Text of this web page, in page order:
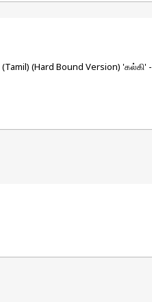
(Tamil) (Hard Bound Version) 'கல்கி' -